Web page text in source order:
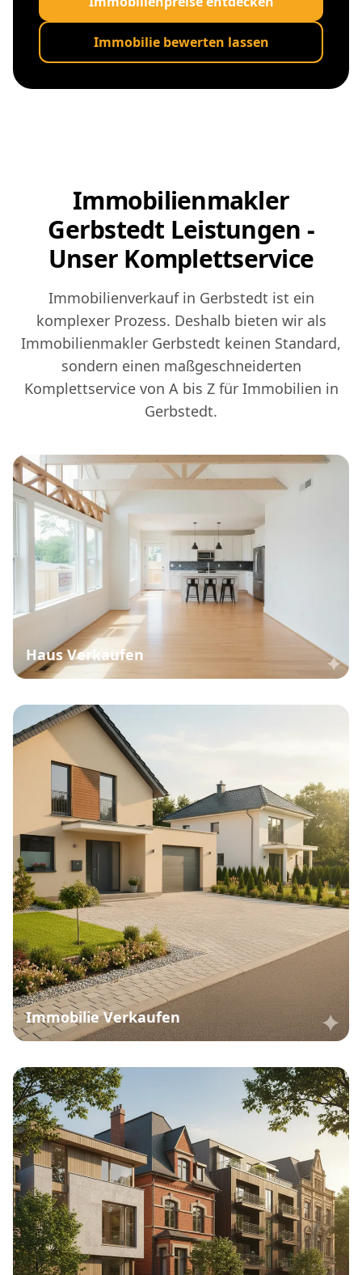
Immobilie bewerten lassen
Immobilienmakler
Gerbstedt Leistungen -
Unser Komplettservice
Immobilienverkauf in Gerbstedt ist ein
komplexer Prozess. Deshalb bieten wir als
Immobilienmakler Gerbstedt keinen Standard,
sondern einen maßgeschneiderten
Komplettservice von A bis Z für Immobilien in
Gerbstedt.
Haus Verkaufen
Immobilie Verkaufen